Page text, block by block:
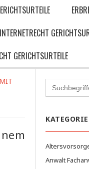
INTERNETRECHT
GERICHTSURTEILE
Search
for:
Anwalt